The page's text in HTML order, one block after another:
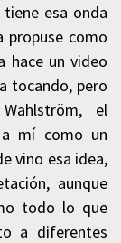
esa onda
propuse como
hace un video
tocando, pero
el
mí como un
vino esa idea,
aunque
todo lo que
a diferentes